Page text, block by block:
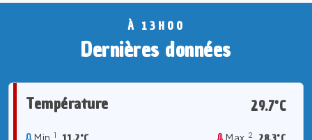
À 13H00
Dernières données
Température 29.7°C
1 2